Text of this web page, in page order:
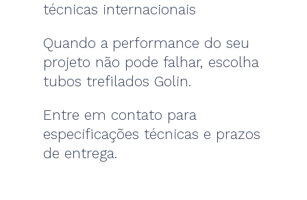
técnicas internacionais
Quando a performance do seu
projeto não pode falhar, escolha
tubos trefilados Golin.
Entre em contato para
especificações técnicas e prazos
de entrega.